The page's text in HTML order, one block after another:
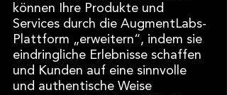
können Ihre Produkte und
Services durch die AugmentLabs-
Plattform „erweitern“, indem sie
eindringliche Erlebnisse schaffen
und Kunden auf eine sinnvolle
und authentische Weise